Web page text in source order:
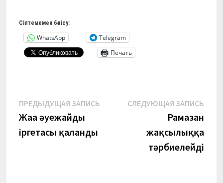
Сілтемемен бөлісу:
WhatsApp
Telegram
Печать
Навигация
по
записям
ПРЕДЫДУЩАЯ ЗАПИСЬПредыдущая
Жаңа әуежайдың
іргетасы қаланды
СЛЕДУЮЩАЯ ЗАПИСЬ
Рамазан
жақсылыққа
тәрбиелейді